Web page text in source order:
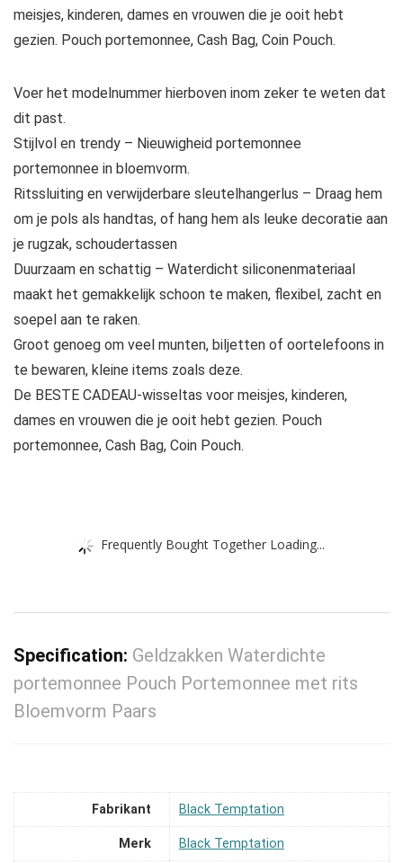
meisjes, kinderen, dames en vrouwen die je ooit hebt
gezien. Pouch portemonnee, Cash Bag, Coin Pouch.
Voer het modelnummer hierboven inom zeker te weten dat
dit past.
Stijlvol en trendy – Nieuwigheid portemonnee
portemonnee in bloemvorm.
Ritssluiting en verwijderbare sleutelhangerlus – Draag hem
om je pols als handtas, of hang hem als leuke decoratie aan
je rugzak, schoudertassen
Duurzaam en schattig – Waterdicht siliconenmateriaal
maakt het gemakkelijk schoon te maken, flexibel, zacht en
soepel aan te raken.
Groot genoeg om veel munten, biljetten of oortelefoons in
te bewaren, kleine items zoals deze.
De BESTE CADEAU-wisseltas voor meisjes, kinderen,
dames en vrouwen die je ooit hebt gezien. Pouch
portemonnee, Cash Bag, Coin Pouch.
Frequently Bought Together Loading...
Specification: Geldzakken Waterdichte
portemonnee Pouch Portemonnee met rits
Bloemvorm Paars
Fabrikant ‎Black Temptation
Merk ‎Black Temptation